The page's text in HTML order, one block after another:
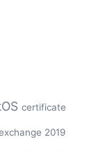
certificate
2019